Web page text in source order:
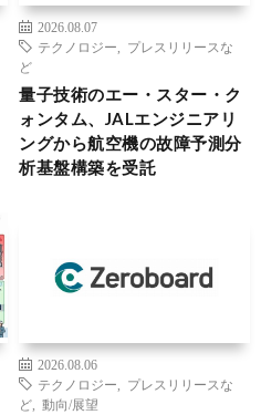
2026.08.07
テクノロジー
プレスリリースな
ど
量子技術のエー・スター・ク
ォンタム、JALエンジニアリ
ングから航空機の故障予測分
析基盤構築を受託
2026.08.06
テクノロジー
プレスリリースな
ど
動向/展望